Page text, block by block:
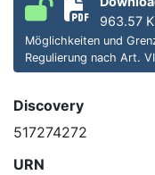
963.57
Möglichkeiten und
Regulierung nach Art.
Discovery
517274272
URN